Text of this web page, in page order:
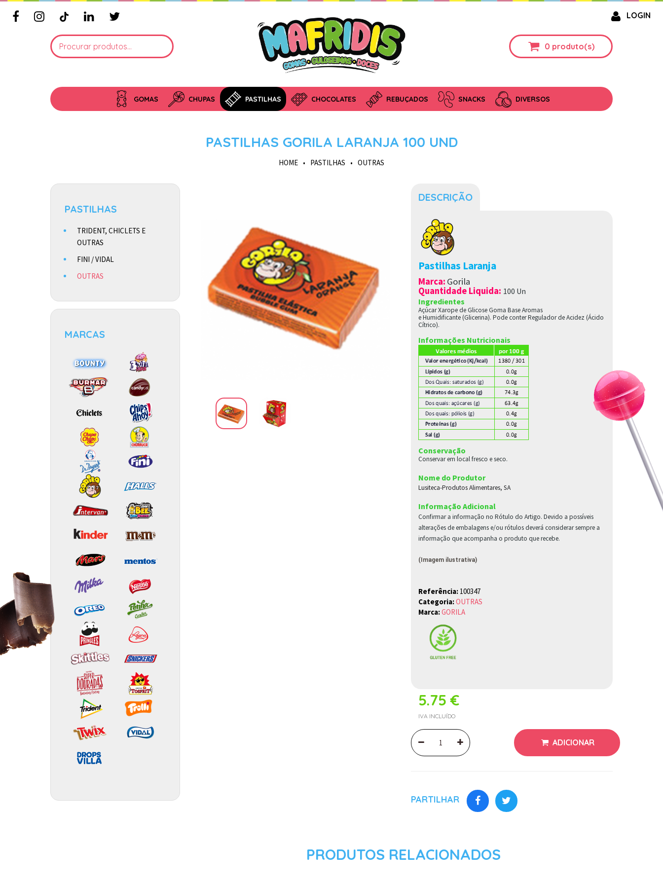
LOGIN
0 produto(s)
GOMAS CHUPAS PASTILHAS CHOCOLATES REBUÇADOS SNACKS DIVERSOS
PASTILHAS GORILA LARANJA 100 UND
HOME • PASTILHAS • OUTRAS
PASTILHAS
TRIDENT, CHICLETS E
OUTRAS
FINI / VIDAL
OUTRAS
MARCAS
DESCRIÇÃO
Pastilhas Laranja
Marca: Gorila
Quantidade Liquida: 100 Un
Ingredientes
Açúcar Xarope de Glicose Goma Base Aromas
eHumidificante(Glicerina). Pode conter Regulador de Acidez (Ácido
Cítrico).
Informações Nutricionais
Conservação
Conservar em local fresco e seco.
Nome do Produtor
Lusiteca-Produtos Alimentares, SA
Informação Adicional
Confirmar a informação no Rótulo do Artigo. Devido a possíveis
alterações de embalagens e/ou rótulos deverá considerar sempre a
informação que acompanha o produto que recebe.
(Imagem ilustrativa)
Referência: 100347
Categoria:OUTRAS
Marca:GORILA
5.75 €
IVA INCLUÍDO
ADICIONAR
PARTILHAR
PRODUTOS RELACIONADOS